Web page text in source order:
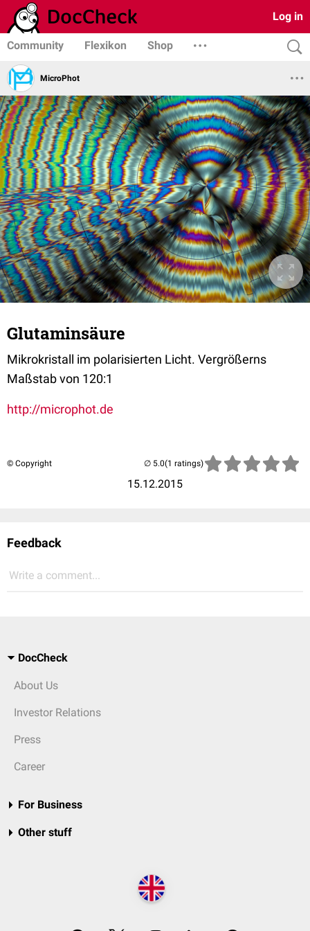
Log in
Community Flexikon Shop
MicroPhot
Glutaminsäure
Mikrokristall im polarisierten Licht. Vergrößerns
Maßstab von 120:1
http://microphot.de
© Copyright
15.12.2015
(1 ratings)
Feedback
Write a comment...
DocCheck
About Us
Investor Relations
Press
Career
For Business
Other stuff